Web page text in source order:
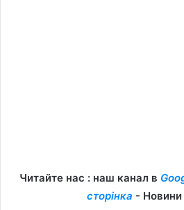
Читайте нас : наш канал в
сторінка - Новини